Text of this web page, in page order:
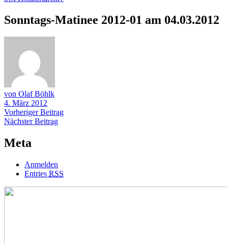
Sonntags-Matinee 2012-01 am 04.03.2012
von Olaf Böhlk
4. März 2012
Beitragsnavigation
Vorheriger BeitragVorheriger
Nächster BeitragNächster
Meta
Anmelden
Entries RSS